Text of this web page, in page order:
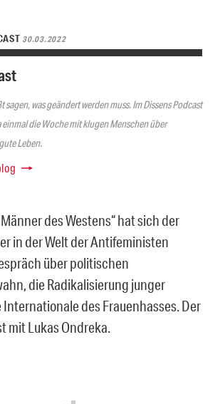
30.03.2022
sagen, was geändert werden muss. Im Dissens Podcast
die Woche mit klugen Menschen über
Leben.
des Westens“ hat sich der
in der Welt der Antifeministen
über politischen
die Radikalisierung junger
des Frauenhasses. Der
mit Lukas Ondreka.